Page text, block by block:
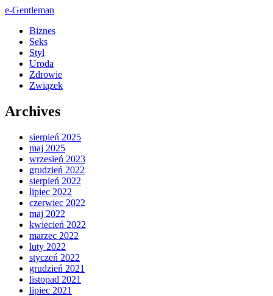
e-Gentleman
Biznes
Seks
Styl
Uroda
Zdrowie
Związek
Archives
sierpień 2025
maj 2025
wrzesień 2023
grudzień 2022
sierpień 2022
lipiec 2022
czerwiec 2022
maj 2022
kwiecień 2022
marzec 2022
luty 2022
styczeń 2022
grudzień 2021
listopad 2021
lipiec 2021